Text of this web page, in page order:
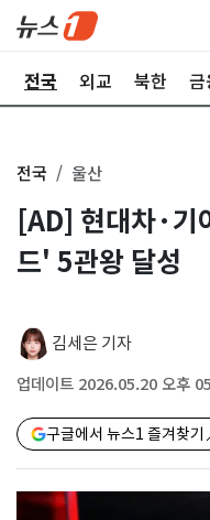
전국 외교 북한 금
전국 울산
[AD] 현대차·기
드' 5관왕 달성
김세은 기자
업데이트 2026.05.20 오후
구글에서 뉴스1 즐겨찾기